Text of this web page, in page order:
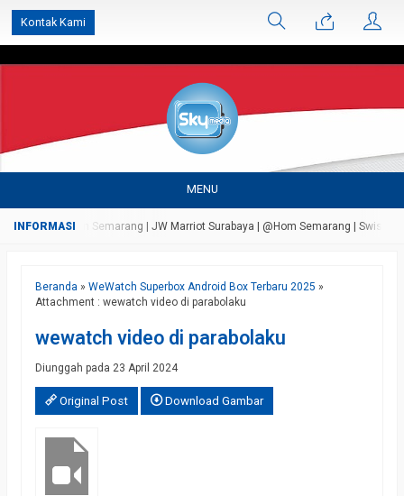
Kontak Kami
MENU
Bandungan Semarang | JW Marriot Surabaya | @Hom Semarang | Swiss
Beranda » WeWatch Superbox Android Box Terbaru 2025 »
Attachment : wewatch video di parabolaku
wewatch video di parabolaku
Diunggah pada 23 April 2024
Original Post Download Gambar